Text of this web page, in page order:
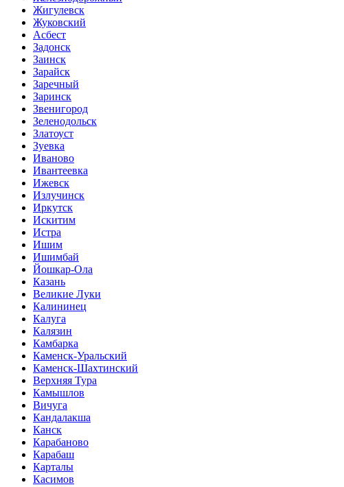
Жигулевск
Жуковский
Асбест
Задонск
Заинск
Зарайск
Заречный
Заринск
Звенигород
Зеленодольск
Златоуст
Зуевка
Иваново
Ивантеевка
Ижевск
Излучинск
Иркутск
Искитим
Истра
Ишим
Ишимбай
Йошкар-Ола
Казань
Великие Луки
Калининец
Калуга
Калязин
Камбарка
Каменск-Уральский
Каменск-Шахтинский
Верхняя Тура
Камышлов
Вичуга
Кандалакша
Канск
Карабаново
Карабаш
Карталы
Касимов